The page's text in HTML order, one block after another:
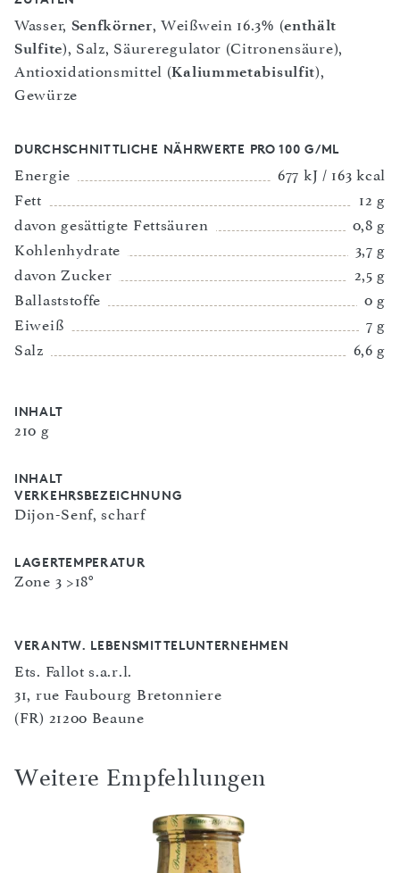
Wasser, Senfkörner, Weißwein 16.3% (enthält
Sulfite), Salz, Säureregulator (Citronensäure),
Antioxidationsmittel (Kaliummetabisulfit),
Gewürze
DURCHSCHNITTLICHE NÄHRWERTE PRO 100 G/ML
Energie
677 kJ / 163 kcal
Fett
12 g
davon gesättigte Fettsäuren
0,8 g
Kohlenhydrate
3,7 g
davon Zucker
2,5 g
Ballaststoffe
0 g
Eiweiß
7 g
Salz
6,6 g
INHALT
210 g
INHALT
VERKEHRSBEZEICHNUNG
Dijon-Senf, scharf
LAGERTEMPERATUR
Zone 3 >18°
VERANTW. LEBENSMITTELUNTERNEHMEN
Ets. Fallot s.a.r.l.
31, rue Faubourg Bretonniere
(FR) 21200 Beaune
Weitere Empfehlungen